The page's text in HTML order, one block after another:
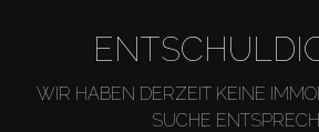
WIR HABEN DERZEIT KEINE
SUCHE